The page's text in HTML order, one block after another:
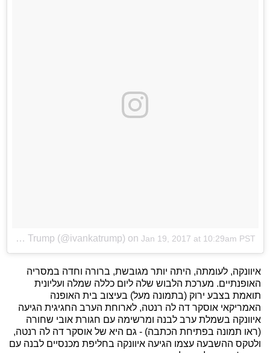
A photo posted by Ivanka Trump (@ivankatrump) onJan 19, 2017 at 10:29am PST
איוונקה, לעומתה, היתה יותר מגובשת, ברורה וחדה במסריה
האופנתיים. מערכת הלבוש שלה ליום כללה שמלה ועליונית
תואמת בצבע ירוק (בתמונה מעל) בעיצוב בית האופנה
האמריקאי אוסקר דה לה רנטה, לארוחת הערב החגיגית הגיעה
איוונקה בשמלת ערב לבנה ומרשימה עם חגורת אובי שחורה
(ראו תמונה בפתיחת הכתבה) - גם היא של אוסקר דה לה רנטה,
ולטקס ההשבעה עצמו הגיעה איוונקה בחליפת מכנסיים לבנה עם